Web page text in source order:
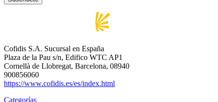
Cofidis S.A. Sucursal en España
Plaza de la Pau s/n, Edifico WTC AP1
Cornellà de Llobregat, Barcelona, 08940
900856060
https://www.cofidis.es/es/index.html
Categorías